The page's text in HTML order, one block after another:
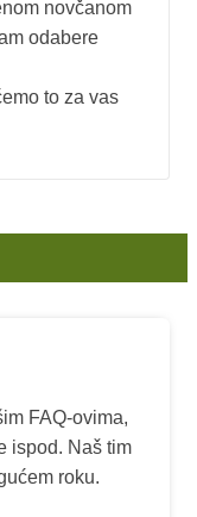
novčanom
odabere
to za vas
FAQ-ovima,
ispod. Naš tim
roku.